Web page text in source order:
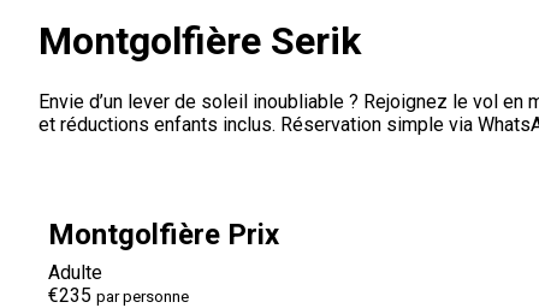
Montgolfière Serik
Envie d’un lever de soleil inoubliable ? Rejoignez le vol
et réductions enfants inclus. Réservation simple via
Montgolfière Prix
Adulte
€235 par personne